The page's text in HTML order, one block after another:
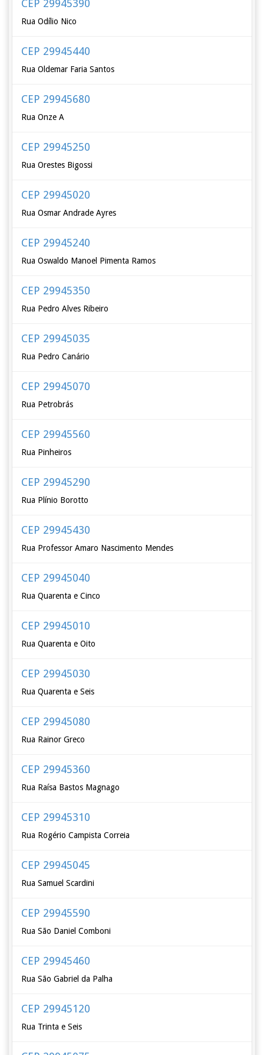
CEP 29945390
Rua Odílio Nico
CEP 29945440
Rua Oldemar Faria Santos
CEP 29945680
Rua Onze A
CEP 29945250
Rua Orestes Bigossi
CEP 29945020
Rua Osmar Andrade Ayres
CEP 29945240
Rua Oswaldo Manoel Pimenta Ramos
CEP 29945350
Rua Pedro Alves Ribeiro
CEP 29945035
Rua Pedro Canário
CEP 29945070
Rua Petrobrás
CEP 29945560
Rua Pinheiros
CEP 29945290
Rua Plínio Borotto
CEP 29945430
Rua Professor Amaro Nascimento Mendes
CEP 29945040
Rua Quarenta e Cinco
CEP 29945010
Rua Quarenta e Oito
CEP 29945030
Rua Quarenta e Seis
CEP 29945080
Rua Rainor Greco
CEP 29945360
Rua Raísa Bastos Magnago
CEP 29945310
Rua Rogério Campista Correia
CEP 29945045
Rua Samuel Scardini
CEP 29945590
Rua São Daniel Comboni
CEP 29945460
Rua São Gabriel da Palha
CEP 29945120
Rua Trinta e Seis